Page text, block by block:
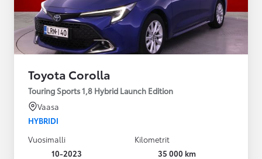
Toyota Corolla
Touring Sports 1,8 Hybrid Launch Edition
Vaasa
HYBRIDI
Vuosimalli
10-2023
Kilometrit
35 000 km